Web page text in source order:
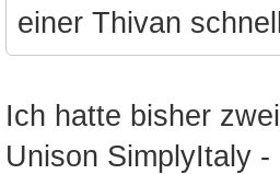
einer Thivan
Ich hatte bisher
Unison SimplyItaly